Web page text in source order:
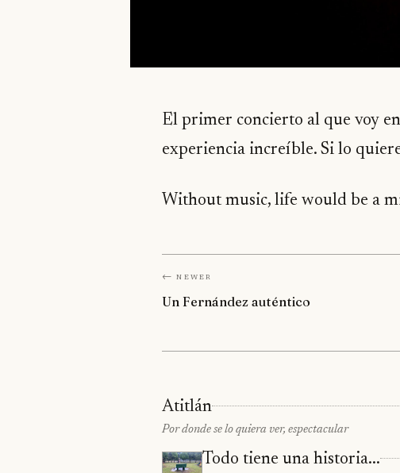
El primer concierto al que voy
experiencia increíble. Si lo
Without music, life would be a
← Newer
Un Fernández auténtico
Atitlán
Por donde se lo quiera ver, espectacular
Todo tiene una historia...